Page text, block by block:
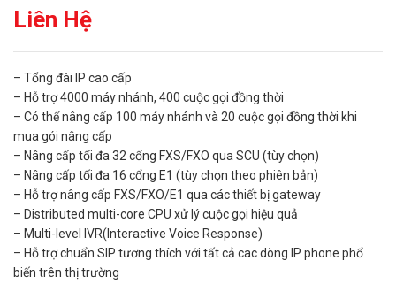
Liên Hệ
– Tổng đài IP cao cấp
– Hỗ trợ 4000 máy nhánh, 400 cuộc gọi đồng thời
– Có thể nâng cấp 100 máy nhánh và 20 cuộc gọi đồng thời khi
mua gói nâng cấp
– Nâng cấp tối đa 32 cổng FXS/FXO qua SCU (tùy chọn)
– Nâng cấp tối đa 16 cổng E1 (tùy chọn theo phiên bản)
– Hỗ trợ nâng cấp FXS/FXO/E1 qua các thiết bị gateway
– Distributed multi-core CPU xử lý cuộc gọi hiệu quả
– Multi-level IVR(Interactive Voice Response)
– Hỗ trợ chuẩn SIP tương thích với tất cả cac dòng IP phone phổ
biến trên thị trường